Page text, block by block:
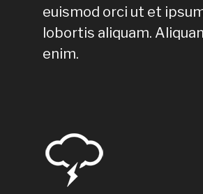
euismod orci ut et
lobortis aliquam.
enim.